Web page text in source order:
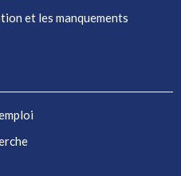
et les manquements